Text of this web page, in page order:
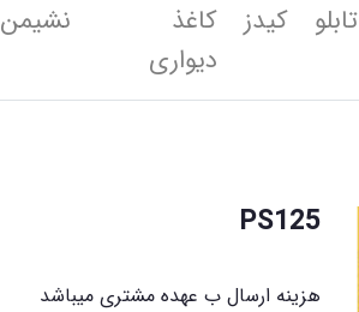
تابلو کیدز
کاغذ
دیواری
نشیمن
PS125
هزینه ارسال ب عهده مشتری میباشد